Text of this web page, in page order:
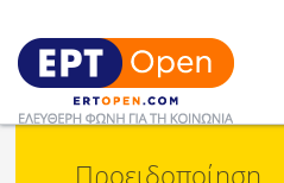
Ειδήσεις
Προειδοποίηση